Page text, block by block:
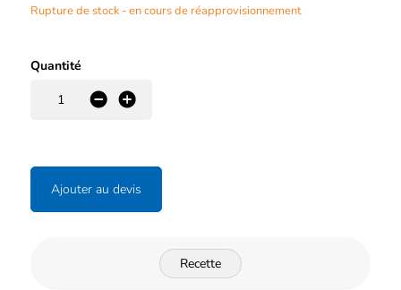
Rupture de stock - en cours de réapprovisionnement
Quantité
+
-
Ajouter au devis
Recette